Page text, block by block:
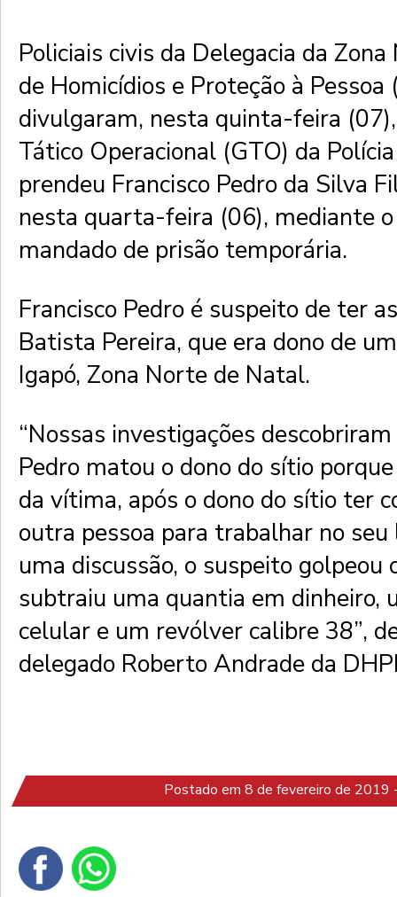
Policiais civis da Delegacia da
de Homicídios e Proteção à Pessoa
divulgaram, nesta quinta-feira
Tático Operacional (GTO) da
prendeu Francisco Pedro da Silva
nesta quarta-feira (06), mediante
mandado de prisão temporária.
Francisco Pedro é suspeito de ter
Batista Pereira, que era dono de
Igapó, Zona Norte de Natal.
“Nossas investigações
Pedro matou o dono do sítio
da vítima, após o dono do sítio ter
outra pessoa para trabalhar no
uma discussão, o suspeito golpeou
subtraiu uma quantia em dinheiro,
celular e um revólver calibre 38”,
delegado Roberto Andrade da
Postado em 8 de fevereiro de 2019